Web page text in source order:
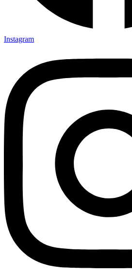
Instagram